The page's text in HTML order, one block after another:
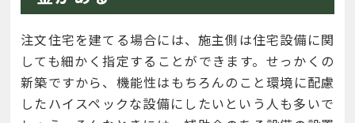
注文住宅を建てる場合には、施主側は住宅設備に関
しても細かく指定することができます。せっかくの
新築ですから、機能性はもちろんのこと環境に配慮
したハイスペックな設備にしたいという人も多いで